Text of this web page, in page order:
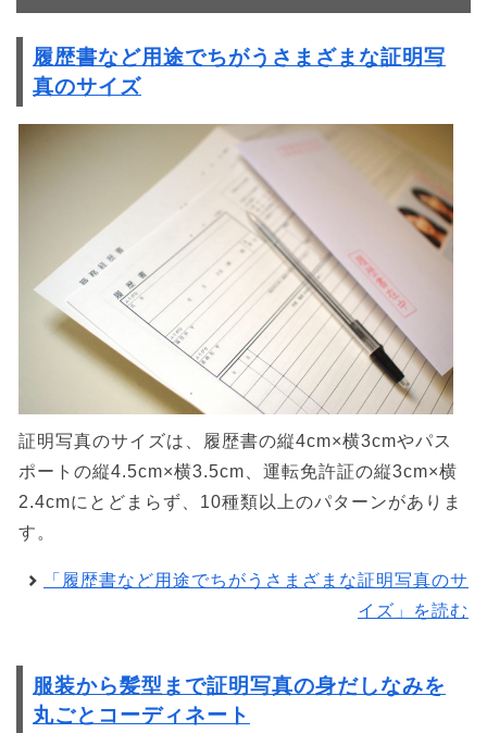
履歴書など用途でちがうさまざまな証明写
真のサイズ
証明写真のサイズは、履歴書の縦4cm×横3cmやパス
ポートの縦4.5cm×横3.5cm、運転免許証の縦3cm×横
2.4cmにとどまらず、10種類以上のパターンがありま
す。
「履歴書など用途でちがうさまざまな証明写真のサ
イズ」を読む
服装から髪型まで証明写真の身だしなみを
丸ごとコーディネート